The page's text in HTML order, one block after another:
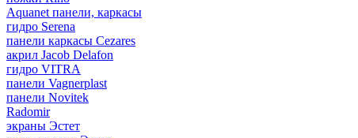
Aquanet панели, каркасы
гидро Serena
панели каркасы Cezares
акрил Jacob Delafon
гидро VITRA
панели Vagnerplast
панели Novitek
Radomir
экраны Эстет